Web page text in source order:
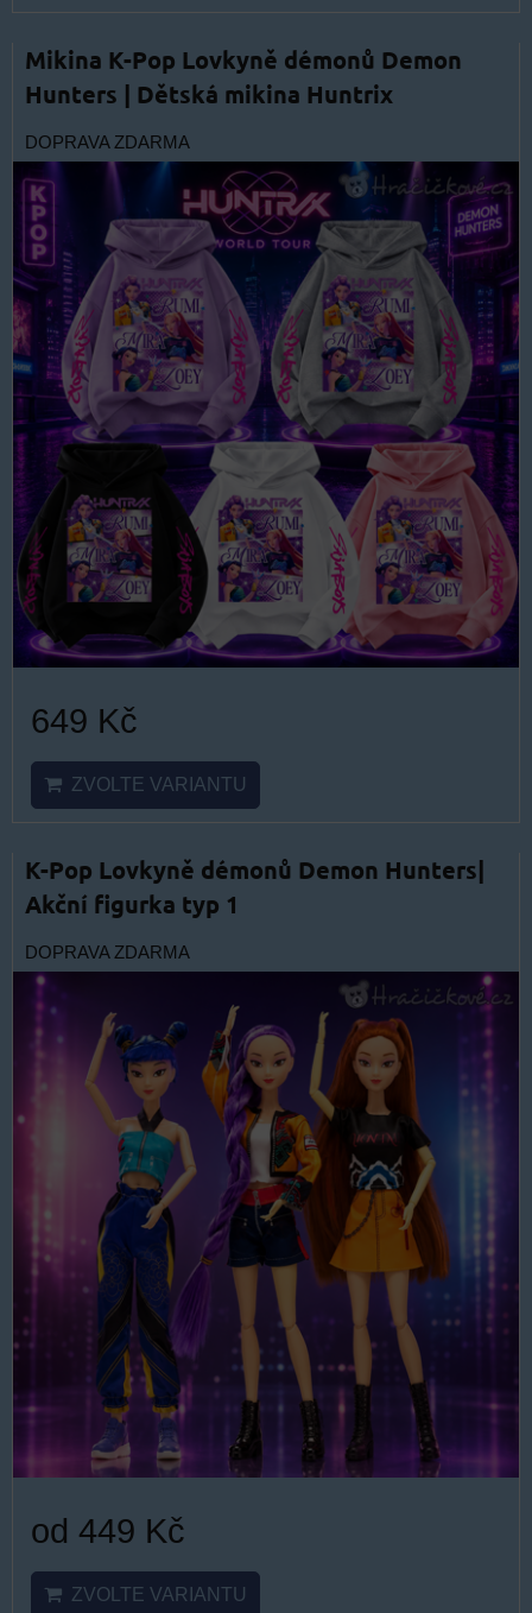
Mikina K-Pop Lovkyně démonů Demon
Hunters | Dětská mikina Huntrix
DOPRAVA ZDARMA
649 Kč
ZVOLTE VARIANTU
K-Pop Lovkyně démonů Demon Hunters|
Akční figurka typ 1
DOPRAVA ZDARMA
od 449 Kč
ZVOLTE VARIANTU